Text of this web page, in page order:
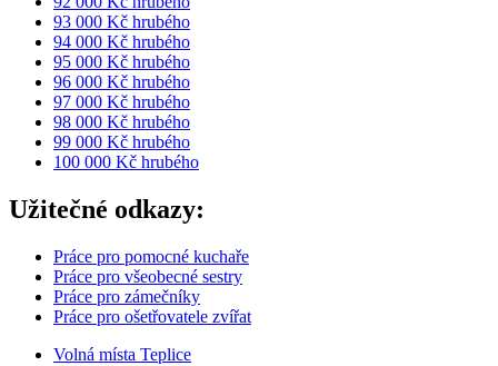
93 000 Kč hrubého
94 000 Kč hrubého
95 000 Kč hrubého
96 000 Kč hrubého
97 000 Kč hrubého
98 000 Kč hrubého
99 000 Kč hrubého
100 000 Kč hrubého
Užitečné odkazy:
Práce pro pomocné kuchaře
Práce pro všeobecné sestry
Práce pro zámečníky
Práce pro ošetřovatele zvířat
Volná místa Teplice